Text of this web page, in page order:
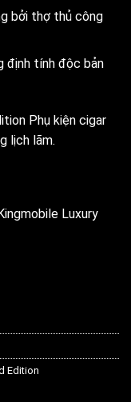
bởi thợ thủ công
định tính độc bản
Phụ kiện cigar
lịch lãm.
Luxury
Edition